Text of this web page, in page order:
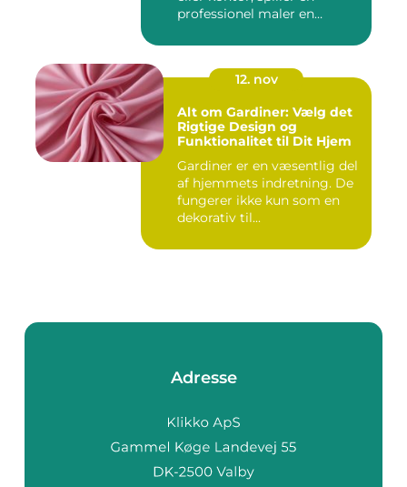
professionel maler en
12. nov
Alt om Gardiner: Vælg det
Rigtige Design og
Funktionalitet til Dit Hjem
Gardiner er en væsentlig del
af hjemmets indretning. De
fungerer ikke kun som en
dekorativ til...
Adresse